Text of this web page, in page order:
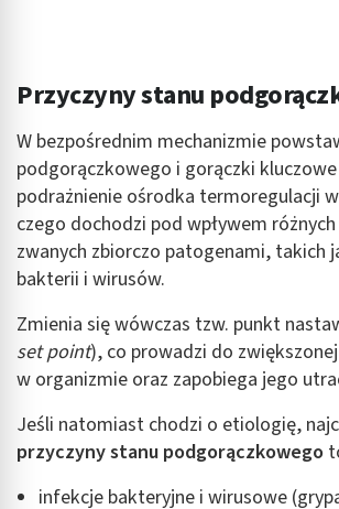
Przyczyny stanu
W bezpośrednim mechanizmie
podgorączkowego i gorączki
podrażnienie ośrodka termoregulacji
czego dochodzi pod wpływem
zwanych zbiorczo patogenami, takich
bakterii i wirusów.
Zmienia się wówczas tzw. punkt
set point), co prowadzi do
w organizmie oraz zapobiega jego
Jeśli natomiast chodzi o etiologię,
przyczyny stanu podgorączkowego
infekcje bakteryjne i wirusowe